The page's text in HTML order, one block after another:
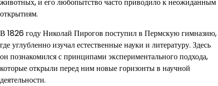
открытиям.
В 1826 году Николай Пирогов поступил в Пермскую гимназию,
где углубленно изучал естественные науки и литературу. Здесь
он познакомился с принципами экспериментального подхода,
которые открыли перед ним новые горизонты в научной
деятельности.